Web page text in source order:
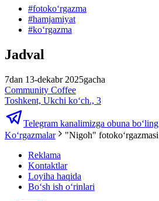
#fotokoʻrgazma
#hamjamiyat
#koʻrgazma
Jadval
7dan 13-dekabr 2025gacha
Community Coffee
Toshkent, Ukchi ko‘ch., 3
Telegram kanalimizga obuna bo‘ling
Ko‘rgazmalar
"Nigoh" fotokoʻrgazmasi
Reklama
Kontaktlar
Loyiha haqida
Bo‘sh ish o‘rinlari